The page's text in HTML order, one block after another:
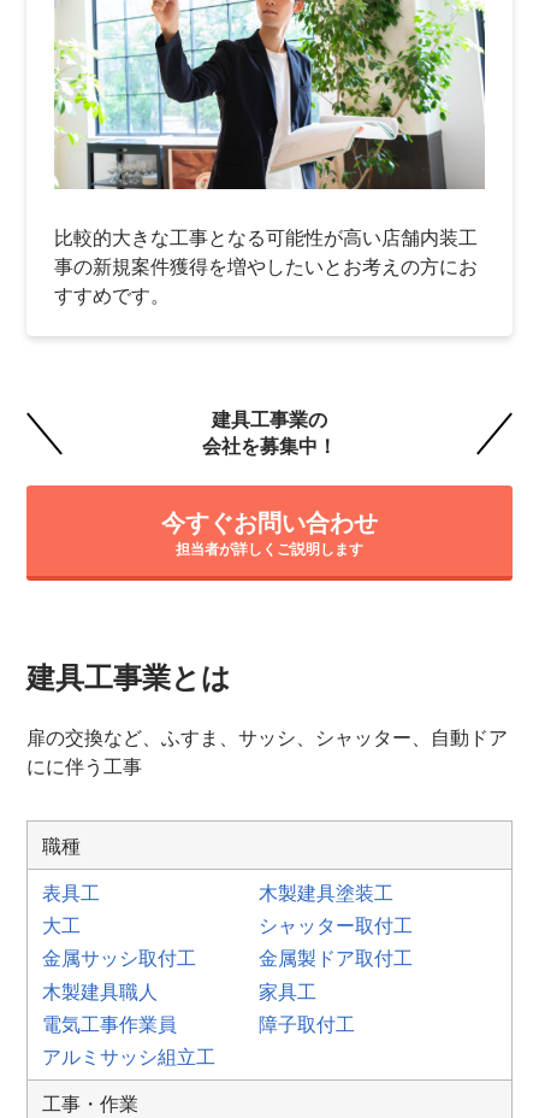
比較的大きな工事となる可能性が高い店舗内装工
事の新規案件獲得を増やしたいとお考えの方にお
すすめです。
建具工事業の
会社を募集中！
今すぐお問い合わせ
担当者が詳しくご説明します
建具工事業とは
扉の交換など、ふすま、サッシ、シャッター、自動ドア
にに伴う工事
職種
表具工
木製建具塗装工
大工
シャッター取付工
金属サッシ取付工
金属製ドア取付工
木製建具職人
家具工
電気工事作業員
障子取付工
アルミサッシ組立工
工事・作業